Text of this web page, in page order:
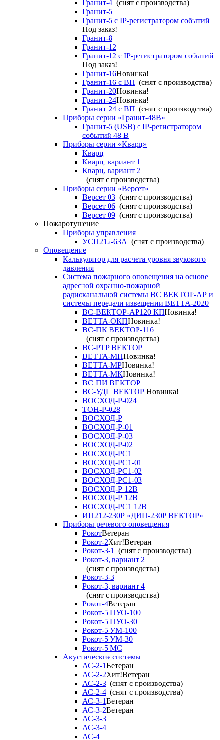
Гранит-4 (снят с производства)
Гранит-5
Гранит-5 с IP-регистратором событий
Под заказ!
Гранит-8
Гранит-12
Гранит-12 с IP-регистратором событий
Под заказ!
Гранит-16Новинка!
Гранит-16 с ВП (снят с производства)
Гранит-20Новинка!
Гранит-24Новинка!
Гранит-24 с ВП (снят с производства)
Приборы серии «Гранит-48В»
Гранит-5 (USB) c IP-регистратором
событий 48 В
Приборы серии «Кварц»
Кварц
Кварц, вариант 1
Кварц, вариант 2
(снят с производства)
Приборы серии «Версет»
Версет 03 (снят с производства)
Версет 06 (снят с производства)
Версет 09 (снят с производства)
Пожаротушение
Приборы управления
УСП212-63А (снят с производства)
Оповещение
Калькулятор для расчета уровня звукового
давления
Система пожарного оповещения на основе
адресной охранно-пожарной
радиоканальной системы ВС ВЕКТОР-АР и
системы передачи извещений ВЕТТА-2020
ВС-ВЕКТОР-АР120 КПНовинка!
ВЕТТА-ОКПНовинка!
ВС-ПК ВЕКТОР-116
(снят с производства)
ВС-РТР ВЕКТОР
ВЕТТА-МПНовинка!
ВЕТТА-МРНовинка!
ВЕТТА-МКНовинка!
ВС-ПИ ВЕКТОР
ВС-УДП ВЕКТОР Новинка!
ВОСХОД-Р-024
ТОН-Р-028
ВОСХОД-Р
ВОСХОД-Р-01
ВОСХОД-Р-03
ВОСХОД-Р-02
ВОСХОД-РС1
ВОСХОД-РС1-01
ВОСХОД-РС1-02
ВОСХОД-РС1-03
ВОСХОД-Р 12В
ВОСХОД-Р 12В
ВОСХОД-РС1 12В
ИП212-230Р «ДИП-230Р ВЕКТОР»
Приборы речевого оповещения
РокотВетеран
Рокот-2Хит!Ветеран
Рокот-3-1
(снят с производства)
Рокот-3, вариант 2
(снят с производства)
Рокот-3-3
Рокот-3, вариант 4
(снят с производства)
Рокот-4Ветеран
Рокот-5 ПУО-100
Рокот-5 ПУО-30
Рокот-5 УМ-100
Рокот-5 УМ-30
Рокот-5 МС
Акустические системы
АС-2-1Ветеран
АС-2-2Хит!Ветеран
АС-2-3 (снят с производства)
АС-2-4 (снят с производства)
АС-3-1Ветеран
АС-3-2Ветеран
АС-3-3
АС-3-4
АС-4